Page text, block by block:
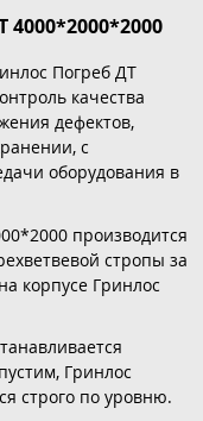
4000*2000*2000
Погреб ДТ
качества
дефектов,
с
оборудования в
производится
стропы за
корпусе Гринлос
Гринлос
строго по уровню.